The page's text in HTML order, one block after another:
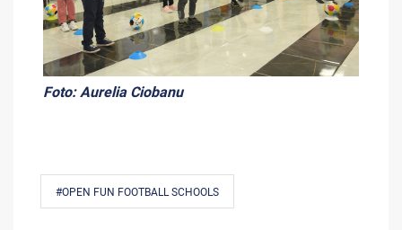
Foto: Aurelia Ciobanu
#OPEN FUN FOOTBALL SCHOOLS